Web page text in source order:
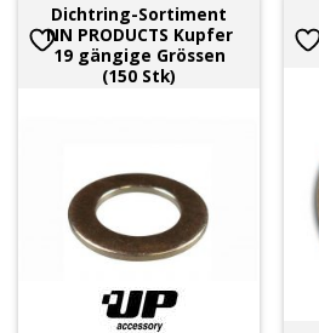
Dichtring-Sortiment
NN PRODUCTS Kupfer
19 gängige Grössen
(150 Stk)